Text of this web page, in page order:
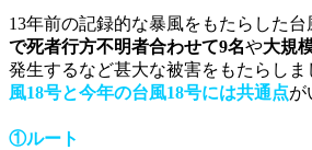
13年前の記録的な暴風をもたらした台
で死者行方不明者合わせて9名や大規
発生するなど甚大な被害をもたらしま
風18号と今年の台風18号には共通点が
①ルート